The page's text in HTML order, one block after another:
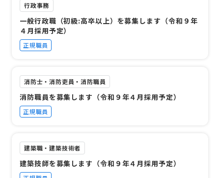
行政事務
一般行政職（初級:高卒以上）を募集します（令和９年
４月採用予定）
正規職員
消防士・消防吏員・消防職員
消防職員を募集します（令和９年４月採用予定）
正規職員
建築職・建築技術者
建築技師を募集します（令和９年４月採用予定）